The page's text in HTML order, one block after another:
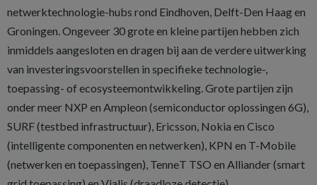
netwerktechnologie-hubs rond Eindhoven, Delft-Den Haag en
Groningen. Ongeveer 30 grote en kleine partijen hebben zich
inmiddels aangesloten en dragen bij aan de verdere uitwerking
van investeringsvoorstellen in specifieke technologie-,
toepassing- of ecosysteemontwikkeling. Grote partijen zijn
onder meer NXP en Ampleon (semiconductor oplossingen 6G),
SURF (testbed infrastructuur), Ericsson, Nokia en Cisco
(intelligente componenten en netwerken), KPN en T-Mobile
(netwerken en toepassingen), TenneT TSO en Alliander (smart